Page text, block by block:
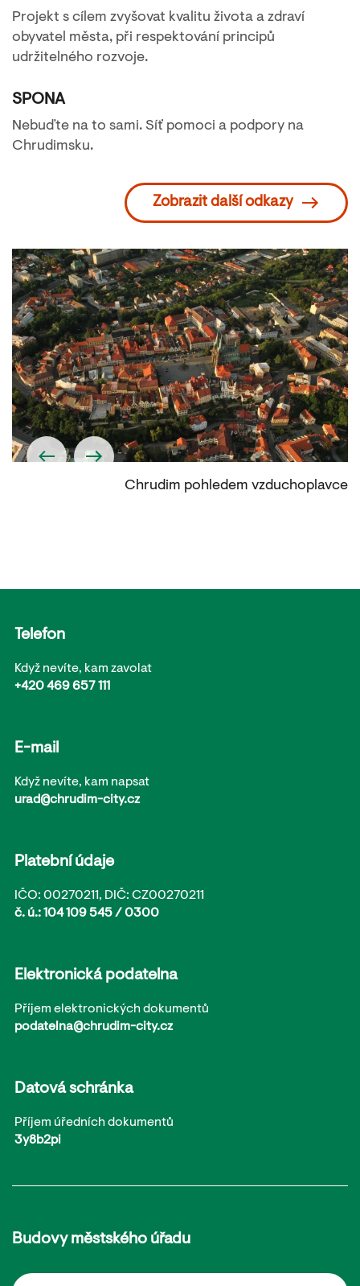
Chrudim pohledem vzduchoplavce
Projekt s cílem zvyšovat kvalitu života a zdraví
obyvatel města, při respektování principů
udržitelného rozvoje.
SPONA
Nebuďte na to sami. Síť pomoci a podpory na
Chrudimsku.
Zobrazit další odkazy
Telefon
Když nevíte, kam zavolat
+420 469 657 111
E-mail
Když nevíte, kam napsat
urad@chrudim-city.cz
Platební údaje
IČO: 00270211, DIČ: CZ00270211
č. ú.: 104 109 545 / 0300
Elektronická podatelna
Příjem elektronických dokumentů
podatelna@chrudim-city.cz
Datová schránka
Příjem úředních dokumentů
3y8b2pi
Budovy městského úřadu